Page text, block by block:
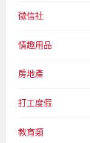
徵信社
情趣用品
房地產
打工度假
教育類